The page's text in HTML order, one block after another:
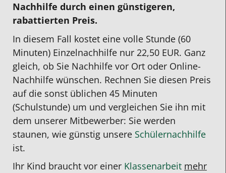
Nachhilfe durch einen günstigeren,
rabattierten Preis.
In diesem Fall kostet eine volle Stunde (60
Minuten) Einzelnachhilfe nur 22,50 EUR. Ganz
gleich, ob Sie Nachhilfe vor Ort oder Online-
Nachhilfe wünschen. Rechnen Sie diesen Preis
auf die sonst üblichen 45 Minuten
(Schulstunde) um und vergleichen Sie ihn mit
dem unserer Mitbewerber: Sie werden
staunen, wie günstig unsere Schülernachhilfe
ist.
Ihr Kind braucht vor einer Klassenarbeit mehr